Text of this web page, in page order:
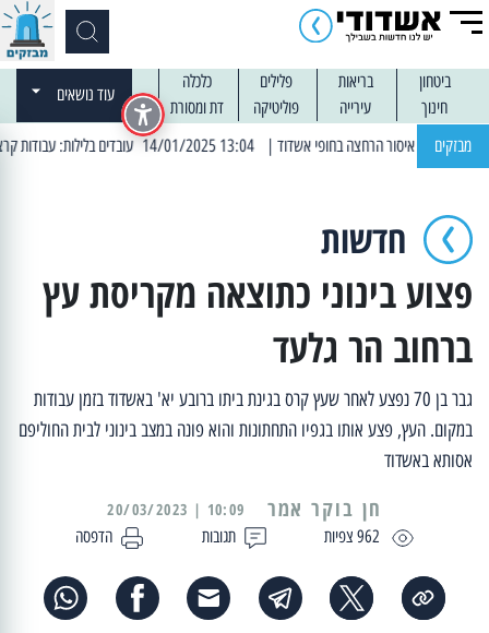
ביטחון בריאות פלילים
כלכלה
חינוך
עירייה פוליטיקה דת ומסורת
עוד נושאים
מבזקים | 13:04 14/01/2025 עובדים בלילות: עבודות קרצוף וריבוד אספלט
חדשות
פצוע בינוני כתוצאה מקריסת עץ
ברחוב הר גלעד
גבר בן 70 נפצע לאחר שעץ קרס בגינת ביתו ברובע יא' באשדוד בזמן עבודות
במקום. העץ, פצע אותו בגפיו התחתונות והוא פונה במצב בינוני לבית החוליפם
אסותא באשדוד
962 צפיות תגובות הדפסה
10:09 | 20/03/2023